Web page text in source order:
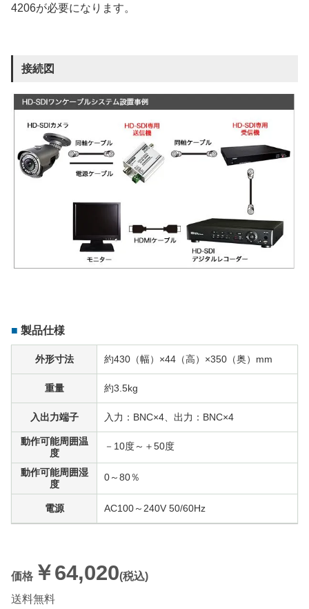
4206が必要になります。
接続図
製品仕様
外形寸法 約430（幅）×44（高）×350（奥）mm
重量 約3.5kg
入出力端子 入力：BNC×4、出力：BNC×4
動作可能周囲温
度
－10度～＋50度
動作可能周囲湿
度
0～80％
電源 AC100～240V 50/60Hz
価格 ￥64,020(税込)
送料無料